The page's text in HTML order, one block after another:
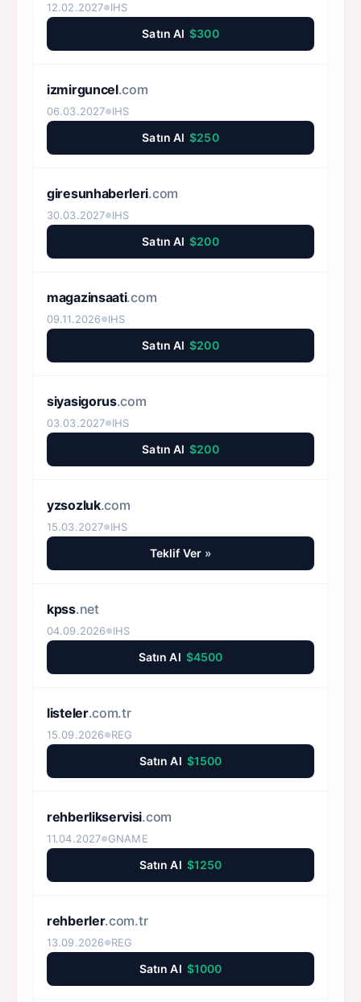
12.02.2027●IHS
Satın Al $300
izmirguncel.com
06.03.2027●IHS
Satın Al $250
giresunhaberleri.com
30.03.2027●IHS
Satın Al $200
magazinsaati.com
09.11.2026●IHS
Satın Al $200
siyasigorus.com
03.03.2027●IHS
Satın Al $200
yzsozluk.com
15.03.2027●IHS
Teklif Ver »
kpss.net
04.09.2026●IHS
Satın Al $4500
listeler.com.tr
15.09.2026●REG
Satın Al $1500
rehberlikservisi.com
11.04.2027●GNAME
Satın Al $1250
rehberler.com.tr
13.09.2026●REG
Satın Al $1000